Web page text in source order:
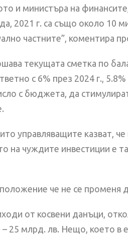
и министъра на
2021 г. са също около 10
частните”, коментира
текущата сметка по
с 6% през 2024 г.,
с бюджета, да
управляващите казват,
на чуждите инвестиции е
че не се променя
от косвени данъци,
25 млрд. лв. Нещо, което в